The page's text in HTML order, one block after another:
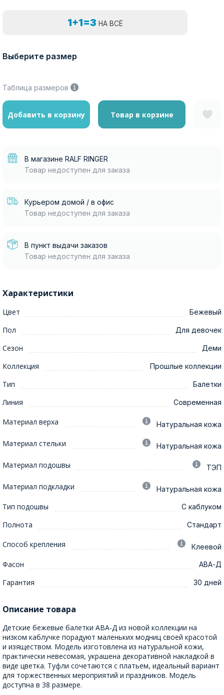
1+1=3 НА ВСЁ
Выберите размер
Таблица размеров
Добавить в корзину Товар в корзине
В магазине RALF RINGER
Товар недоступен для заказа
Курьером домой / в офис
Товар недоступен для заказа
В пункт выдачи заказов
Товар недоступен для заказа
Характеристики
Цвет Бежевый
Пол Для девочек
Сезон Деми
Коллекция Прошлые коллекции
Тип Балетки
Линия Современная
Материал верха Натуральная кожа
Материал стельки Натуральная кожа
Материал подошвы ТЭП
Материал подкладки Натуральная кожа
Тип подошвы С каблуком
Полнота Стандарт
Способ крепления Клеевой
Фасон АВА-Д
Гарантия 30 дней
Описание товара
Детские бежевые балетки АВА-Д из новой коллекции на
низком каблучке порадуют маленьких модниц своей красотой
и изяществом. Модель изготовлена из натуральной кожи,
практически невесомая, украшена декоративной накладкой в
виде цветка. Туфли сочетаются с платьем, идеальный вариант
для торжественных мероприятий и праздников. Модель
доступна в 38 размере.